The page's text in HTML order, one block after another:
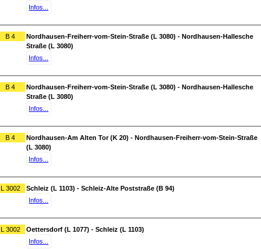
Infos...
B 4
Nordhausen-Freiherr-vom-Stein-Straße (L 3080) - Nordhausen-Hallesche
Straße (L 3080)
Infos...
B 4
Nordhausen-Freiherr-vom-Stein-Straße (L 3080) - Nordhausen-Hallesche
Straße (L 3080)
Infos...
B 4
Nordhausen-Am Alten Tor (K 20) - Nordhausen-Freiherr-vom-Stein-Straße
(L 3080)
Infos...
L 3002
Schleiz (L 1103) - Schleiz-Alte Poststraße (B 94)
Infos...
L 3002
Oettersdorf (L 1077) - Schleiz (L 1103)
Infos...